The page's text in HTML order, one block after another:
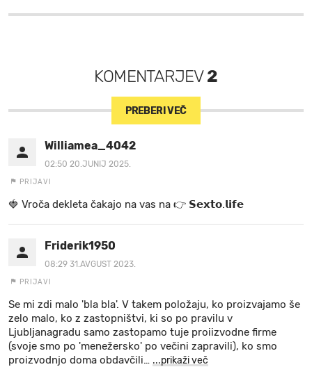
KOMENTARJEV2
PREBERI VEČ
Williamea_4042
02:50 20.JUNIJ 2025.
PRIJAVI
🍓 V r o č a d e k l e t a ča k a jo na va s n a 👉 𝗦𝗲𝘅𝘁𝗼.𝗹𝗶𝗳𝗲
Friderik1950
08:29 31.AVGUST 2023.
PRIJAVI
Se mi zdi malo 'bla bla'. V takem položaju, ko proizvajamo še
zelo malo, ko z zastopništvi, ki so po pravilu v
Ljubljanagradu samo zastopamo tuje proiizvodne firme
(svoje smo po 'menežersko' po večini zapravili), ko smo
proizvodnjo doma obdavčili… ...prikaži več